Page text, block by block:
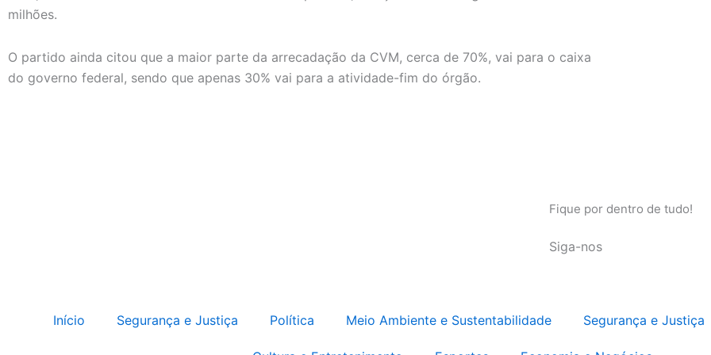
milhões.
O partido ainda citou que a maior parte da arrecadação da CVM, cerca de 70%, vai para o caixa
do governo federal, sendo que apenas 30% vai para a atividade-fim do órgão.
Fique por dentro de tudo!
Siga-nos
Início Segurança e Justiça Política Meio Ambiente e Sustentabilidade Segurança e Justiça